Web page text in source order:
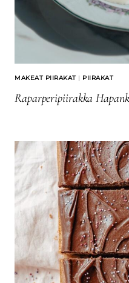
MAKEAT PIIRAKAT | PIIRAKAT
Raparperipiirakka